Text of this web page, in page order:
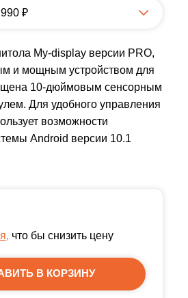
₽
My-display версии PRO,
и мощным устройством для
10-дюймовым сенсорным
Для удобного управления
возможности
Android версии 10.1
что бы снизить цену
В КОРЗИНУ